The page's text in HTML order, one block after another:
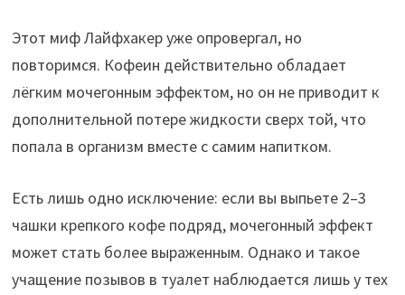
Этот миф Лайфхакер уже опровергал, но
повторимся. Кофеин действительно обладает
лёгким мочегонным эффектом, но он не приводит к
дополнительной потере жидкости сверх той, что
попала в организм вместе с самим напитком.
Есть лишь одно исключение: если вы выпьете 2–3
чашки крепкого кофе подряд, мочегонный эффект
может стать более выраженным. Однако и такое
учащение позывов в туалет наблюдается лишь у тех